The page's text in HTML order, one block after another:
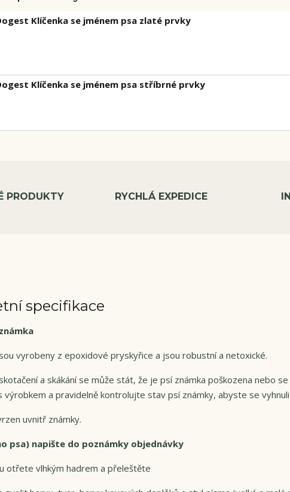
Klíčenka se jménem psa zlaté prvky
Klíčenka se jménem psa stříbrné prvky
PRODUKTY RYCHLÁ EXPEDICE
specifikace
vyrobeny z epoxidové pryskyřice a jsou robustní a netoxické.
a skákání se může stát, že je psí známka poškozena nebo
výrobkem a pravidelně kontrolujte stav psí známky, abyste se vyhnuli
uvnitř známky.
psa) napište do poznámky objednávky
otřete vlhkým hadrem a přeleštěte